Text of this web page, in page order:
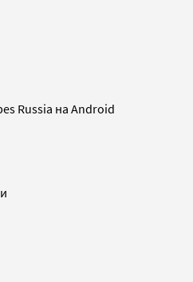
Russia на Android